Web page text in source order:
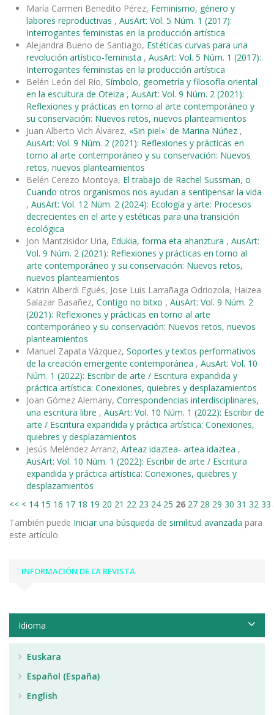
María Carmen Benedito Pérez, Feminismo, género y
labores reproductivas , AusArt: Vol. 5 Núm. 1 (2017):
Interrogantes feministas en la producción artística
Alejandra Bueno de Santiago, Estéticas curvas para una
revolución artístico-feminista , AusArt: Vol. 5 Núm. 1 (2017):
Interrogantes feministas en la producción artística
Belén León del Río, Símbolo, geometría y filosofía oriental
en la escultura de Oteiza , AusArt: Vol. 9 Núm. 2 (2021):
Reflexiones y prácticas en torno al arte contemporáneo y
su conservación: Nuevos retos, nuevos planteamientos
Juan Alberto Vich Álvarez, «Sin piel»' de Marina Núñez ,
AusArt: Vol. 9 Núm. 2 (2021): Reflexiones y prácticas en
torno al arte contemporáneo y su conservación: Nuevos
retos, nuevos planteamientos
Belén Cerezo Montoya, El trabajo de Rachel Sussman, o
Cuando otros organismos nos ayudan a sentipensar la vida
, AusArt: Vol. 12 Núm. 2 (2024): Ecología y arte: Procesos
decrecientes en el arte y estéticas para una transición
ecológica
Jon Mantzisidor Uria, Edukia, forma eta ahanztura , AusArt:
Vol. 9 Núm. 2 (2021): Reflexiones y prácticas en torno al
arte contemporáneo y su conservación: Nuevos retos,
nuevos planteamientos
Katrin Alberdi Egués, Jose Luis Larrañaga Odriozola, Haizea
Salazar Basañez, Contigo no bitxo , AusArt: Vol. 9 Núm. 2
(2021): Reflexiones y prácticas en torno al arte
contemporáneo y su conservación: Nuevos retos, nuevos
planteamientos
Manuel Zapata Vázquez, Soportes y textos performativos
de la creación emergente contemporánea , AusArt: Vol. 10
Núm. 1 (2022): Escribir de arte / Escritura expandida y
práctica artística: Conexiones, quiebres y desplazamientos
Joan Gómez Alemany, Correspondencias interdisciplinares,
una escritura libre , AusArt: Vol. 10 Núm. 1 (2022): Escribir de
arte / Escritura expandida y práctica artística: Conexiones,
quiebres y desplazamientos
Jesús Meléndez Arranz, Arteaz idaztea- artea idaztea ,
AusArt: Vol. 10 Núm. 1 (2022): Escribir de arte / Escritura
expandida y práctica artística: Conexiones, quiebres y
desplazamientos
<< < 14 15 16 17 18 19 20 21 22 23 24 25 26 27 28 29 30 31 32 33
También puede Iniciar una búsqueda de similitud avanzada para
este artículo.
INFORMACIÓN DE LA REVISTA
Idioma
Euskara
Español (España)
English